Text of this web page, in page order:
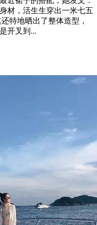
材，活生生穿出一米七五
特地晒出了整体造型，
开叉到...